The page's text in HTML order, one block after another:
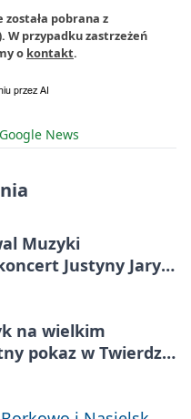
pobrana z
W przypadku zastrzeżeń
o kontakt.
Google News
Muzyki
Justyny Jary i
na wielkim
pokaz w Twierdzy